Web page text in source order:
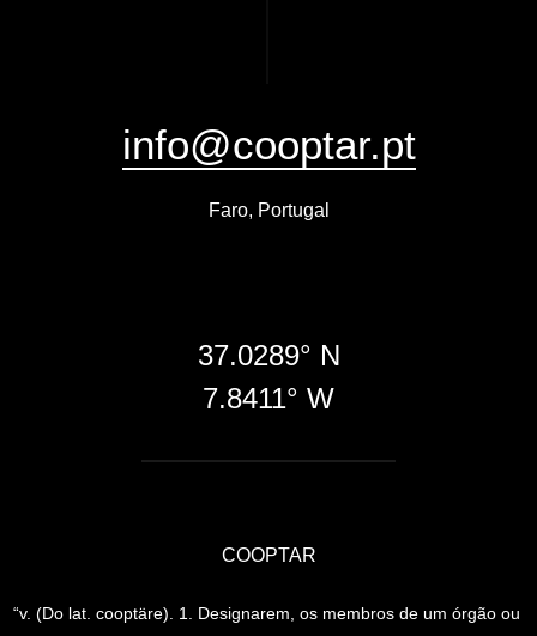
info@cooptar.pt
Faro, Portugal
37.0289° N
7.8411° W
COOPTAR
“v. (Do lat. cooptäre). 1. Designarem, os membros de um órgão ou